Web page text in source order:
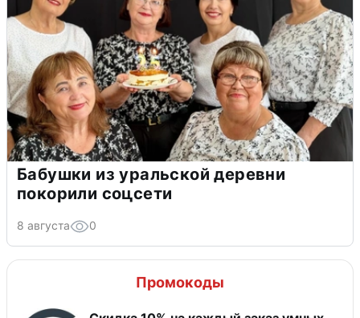
Бабушки из уральской деревни
покорили соцсети
8 августа 0
Промокоды